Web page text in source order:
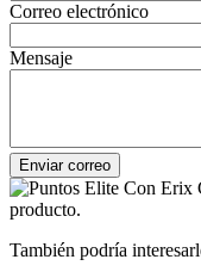
Correo electrónico
Mensaje
Enviar correo
Con Erix
producto.
También podría